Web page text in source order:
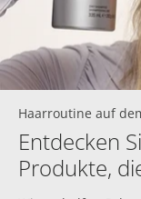
Haarroutine auf
Entdecken
Produkte,